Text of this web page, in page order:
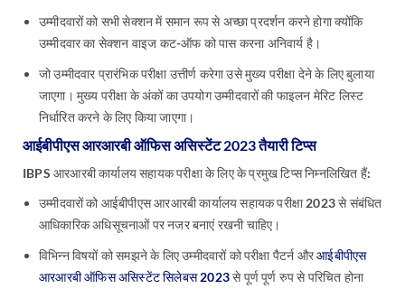
उम्मीदवारों को सभी सेक्शन में समान रूप से अच्छा प्रदर्शन करने होगा क्योंकि
उम्मीदवार का सेक्शन वाइज कट-ऑफ को पास करना अनिवार्य है।
जो उम्मीदवार प्रारंभिक परीक्षा उत्तीर्ण करेगा उसे मुख्य परीक्षा देने के लिए बुलाया
जाएगा। मुख्य परीक्षा के अंकों का उपयोग उम्मीदवारों की फाइलन मेरिट लिस्ट
निर्धारित करने के लिए किया जाएगा।
आईबीपीएस आरआरबी ऑफिस असिस्टेंट 2023 तैयारी टिप्स
IBPS आरआरबी कार्यालय सहायक परीक्षा के लिए के प्रमुख टिप्स निम्नलिखित हैं:
उम्मीदवारों को आईबीपीएस आरआरबी कार्यालय सहायक परीक्षा 2023 से संबंधित
आधिकारिक अधिसूचनाओं पर नजर बनाएं रखनी चाहिए।
विभिन्न विषयों को समझने के लिए उम्मीदवारों को परीक्षा पैटर्न औरआईबीपीएस
आरआरबी ऑफिस असिस्टेंट सिलेबस 2023से पूर्ण पूर्ण रुप से परिचित होना